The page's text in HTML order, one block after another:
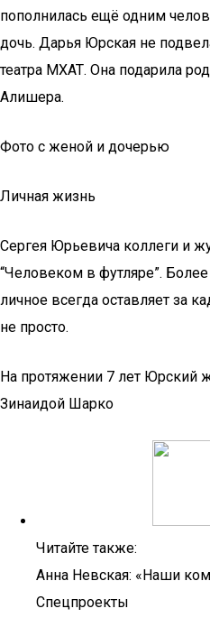
пополнилась ещё одним
дочь. Дарья Юрская не
театра МХАТ. Она подарила
Алишера.
Фото с женой и дочерью
Личная жизнь
Сергея Юрьевича коллеги и
“Человеком в футляре”.
личное всегда оставляет за
не просто.
На протяжении 7 лет Юрский
Зинаидой Шарко
Читайте также:
Анна Невская: «Наши
Спецпроекты